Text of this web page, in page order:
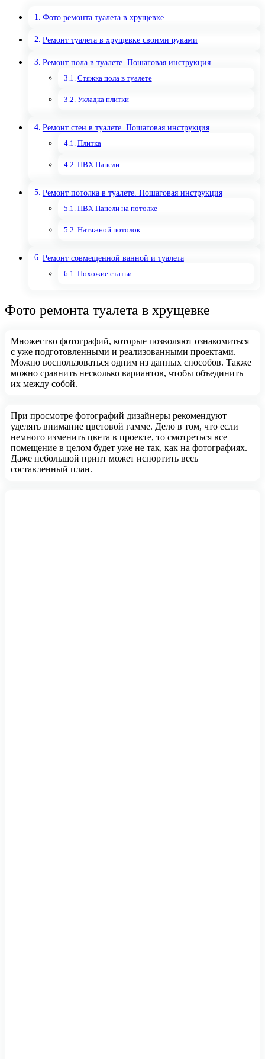
Фото ремонта туалета в хрущевке
Ремонт туалета в хрущевке своими руками
Ремонт пола в туалете. Пошаговая инструкция
Стяжка пола в туалете
Укладка плитки
Ремонт стен в туалете. Пошаговая инструкция
Плитка
ПВХ Панели
Ремонт потолка в туалете. Пошаговая инструкция
ПВХ Панели на потолке
Натяжной потолок
Ремонт совмещенной ванной и туалета
Похожие статьи
Фото ремонта туалета в хрущевке
Множество фотографий, которые позволяют ознакомиться
с уже подготовленными и реализованными проектами.
Можно воспользоваться одним из данных способов. Также
можно сравнить несколько вариантов, чтобы объединить
их между собой.
При просмотре фотографий дизайнеры рекомендуют
уделять внимание цветовой гамме. Дело в том, что если
немного изменить цвета в проекте, то смотреться все
помещение в целом будет уже не так, как на фотографиях.
Даже небольшой принт может испортить весь
составленный план.